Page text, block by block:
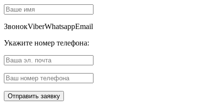
ЗвонокViberWhatsappEmail
Укажите номер телефона: